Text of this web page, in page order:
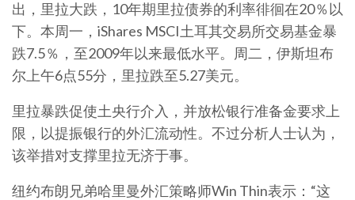
出，里拉大跌，10年期里拉债券的利率徘徊在20％以
下。本周一，iShares MSCI土耳其交易所交易基金暴
跌7.5％，至2009年以来最低水平。周二，伊斯坦布
尔上午6点55分，里拉跌至5.27美元。
里拉暴跌促使土央行介入，并放松银行准备金要求上
限，以提振银行的外汇流动性。不过分析人士认为，
该举措对支撑里拉无济于事。
纽约布朗兄弟哈里曼外汇策略师Win Thin表示：“这